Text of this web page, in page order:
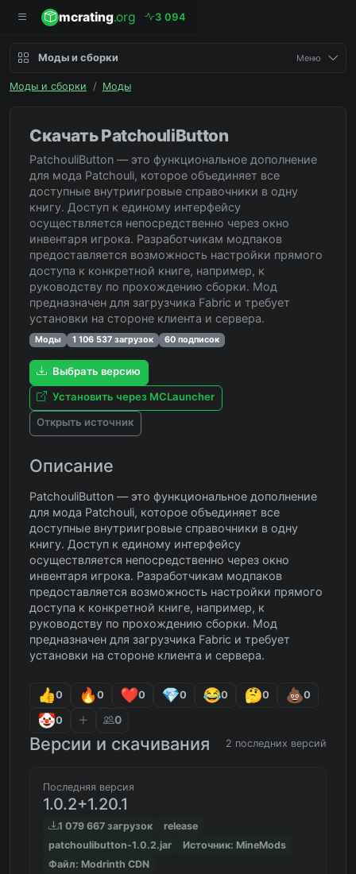
mcrating.org 3 094
Моды и сборки Меню
Моды и сборки / Моды
Скачать PatchouliButton
PatchouliButton — это функциональное дополнение
для мода Patchouli, которое объединяет все
доступные внутриигровые справочники в одну
книгу. Доступ к единому интерфейсу
осуществляется непосредственно через окно
инвентаря игрока. Разработчикам модпаков
предоставляется возможность настройки прямого
доступа к конкретной книге, например, к
руководству по прохождению сборки. Мод
предназначен для загрузчика Fabric и требует
установки на стороне клиента и сервера.
Моды 1 106 537 загрузок 60 подписок
Выбрать версию
Установить через MCLauncher
Открыть источник
Описание
PatchouliButton — это функциональное дополнение
для мода Patchouli, которое объединяет все
доступные внутриигровые справочники в одну
книгу. Доступ к единому интерфейсу
осуществляется непосредственно через окно
инвентаря игрока. Разработчикам модпаков
предоставляется возможность настройки прямого
доступа к конкретной книге, например, к
руководству по прохождению сборки. Мод
предназначен для загрузчика Fabric и требует
установки на стороне клиента и сервера.
0 0 0 0 0 0 0
0 0
Версии и скачивания 2 последних версий
Последняя версия
1.0.2+1.20.1
1 079 667 загрузок
release
patchoulibutton-1.0.2.jar
Источник: MineMods
Файл: Modrinth CDN